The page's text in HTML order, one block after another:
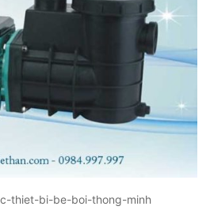
thiet-bi-be-boi-thong-minh